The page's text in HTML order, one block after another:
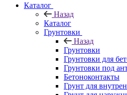
Каталог
Назад
Каталог
Грунтовки
Назад
Грунтовки
Грунтовки для
Грунтовки под
Бетоноконтакты
Грунт для